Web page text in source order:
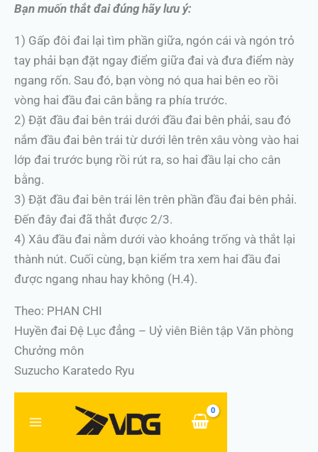
Bạn muốn thắt đai đúng hãy lưu ý:
1) Gấp đôi đai lại tìm phần giữa, ngón cái và ngón trỏ
tay phải bạn đặt ngay điểm giữa đai và đưa điểm này
ngang rốn. Sau đó, bạn vòng nó qua hai bên eo rồi
vòng hai đầu đai cân bằng ra phía trước.
2) Đặt đầu đai bên trái dưới đầu đai bên phải, sau đó
nắm đầu đai bên trái từ dưới lên trên xâu vòng vào hai
lớp đai trước bụng rồi rút ra, so hai đầu lại cho cân
bằng.
3) Đặt đầu đai bên trái lên trên phần đầu đai bên phải.
Đến đây đai đã thắt được 2/3.
4) Xâu đầu đai nằm dưới vào khoảng trống và thắt lại
thành nút. Cuối cùng, bạn kiểm tra xem hai đầu đai
được ngang nhau hay không (H.4).
Theo: PHAN CHI
Huyền đai Đệ Lục đẳng – Uỷ viên Biên tập Văn phòng
Chưởng môn
Suzucho Karatedo Ryu